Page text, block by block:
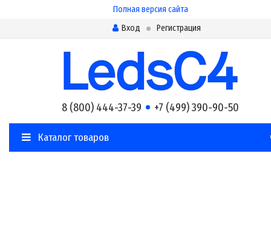
Полная версия сайта
Вход
Регистрация
8 (800) 444-37-39 +7 (499) 390-90-50
Каталог товаров